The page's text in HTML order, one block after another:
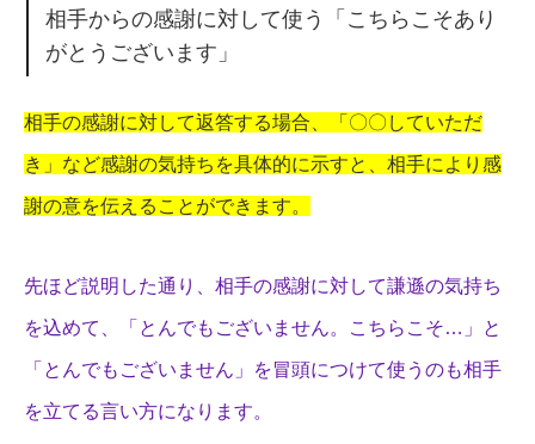
相手からの感謝に対して使う「こちらこそあり
がとうございます」
相手の感謝に対して返答する場合、「〇〇していただ
き」など感謝の気持ちを具体的に示すと、相手により感
謝の意を伝えることができます。
先ほど説明した通り、相手の感謝に対して謙遜の気持ち
を込めて、「とんでもございません。こちらこそ…」と
「とんでもございません」を冒頭につけて使うのも相手
を立てる言い方になります。